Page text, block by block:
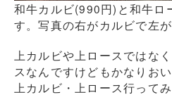
和牛カルビ(990円)と和牛ロ
す。写真の右がカルビで左が
上カルビや上ロースではな
スなんですけどもかなりお
上カルビ・上ロース行ってみ